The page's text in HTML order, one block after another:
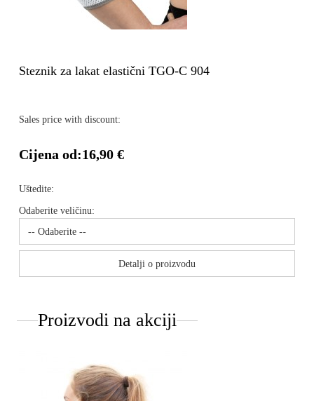
Steznik za lakat elastični TGO-C 904
Sales price with discount:
Cijena od:16,90 €
Uštedite:
Odaberite veličinu:
Detalji o proizvodu
Proizvodi na akciji